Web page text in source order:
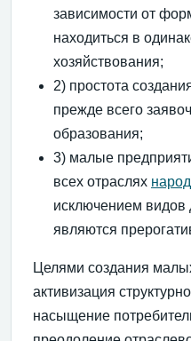
зависимости от
находиться в
хозяйствования;
2) простота
прежде всего
образования;
3) малые
всех отраслях
исключением видов
являются
Целями создания
активизация
насыщение